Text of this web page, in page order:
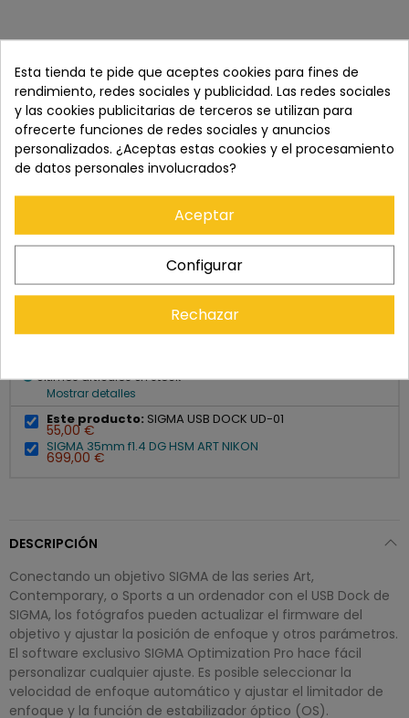
Cómpralo con
+
Precio total: 754,00 €
infoÚltimos artículos en stock
Mostrar detalles
Este producto: SIGMA USB DOCK UD-01
55,00 €
SIGMA 35mm f1.4 DG HSM ART NIKON
699,00 €
DESCRIPCIÓN
Conectando un objetivo SIGMA de las series Art,
Contemporary, o Sports a un ordenador con el USB Dock de
SIGMA, los fotógrafos pueden actualizar el firmware del
objetivo y ajustar la posición de enfoque y otros parámetros.
El software exclusivo SIGMA Optimization Pro hace fácil
personalizar cualquier ajuste. Es posible seleccionar la
velocidad de enfoque automático y ajustar el limitador de
enfoque y la función de estabilizador óptico (OS).
Esta tienda te pide que aceptes cookies para fines de
rendimiento, redes sociales y publicidad. Las redes sociales
y las cookies publicitarias de terceros se utilizan para
ofrecerte funciones de redes sociales y anuncios
personalizados. ¿Aceptas estas cookies y el procesamiento
de datos personales involucrados?
Aceptar
Configurar
Rechazar